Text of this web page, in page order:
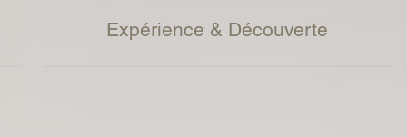
Expérience & Découverte